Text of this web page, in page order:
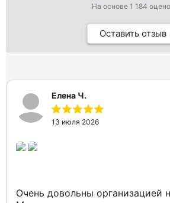
На основе 1 184
Оставить отзыв
Елена Ч.
13 июля 2026
Очень довольны организацией